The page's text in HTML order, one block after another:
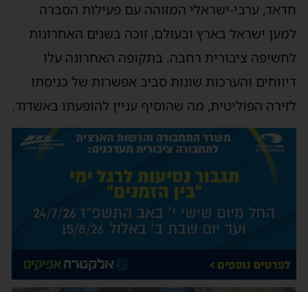
חדאד, ערבי-ישראלי המזוהה עם פעילות הסברה
למען ישראל בארץ ובעולם, זוכה בשנים האחרונות
לחשיפה ציבורית רחבה. בתקופה האחרונה עלו
דיווחים והערכות שונות סביב אפשרות של כניסתו
לזירה הפוליטית, מה שהוסיף עניין להופעתו באשדוד.